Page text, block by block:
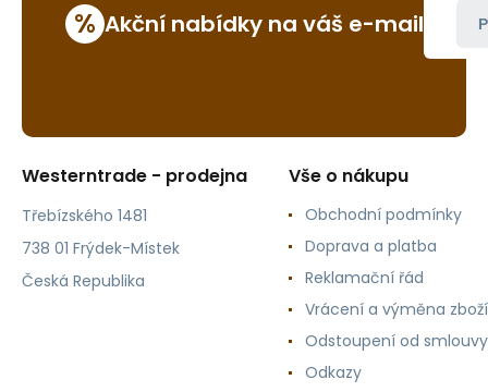
% Akční nabídky na váš e-mail
Westerntrade - prodejna
Třebízského 1481
738 01 Frýdek-Místek
Česká Republika
Vše o nákupu
Obchodní podmínky
Doprava a platba
Reklamační řád
Vrácení a výměna zboží
Odstoupení od smlouvy
Odkazy